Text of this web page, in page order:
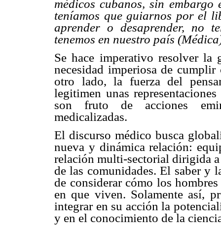
médicos cubanos, sin
teníamos que guiarnos por el
aprender o desaprender, no
tenemos en nuestro país
Se hace imperativo resolver
necesidad imperiosa de
otro lado, la fuerza del
legitimen unas
son fruto de acciones
medicalizadas.
El discurso médico busca
nueva y dinámica relación:
relación multi-sectorial dirigida
de las comunidades. El saber y
de considerar cómo los
en que viven. Solamente así,
integrar en su acción la
y en el conocimiento de la